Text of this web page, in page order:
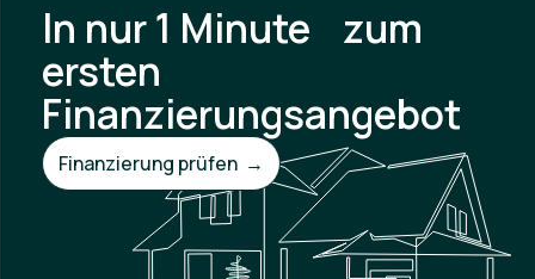
In nur 1 Minute zum
ersten
Finanzierungsangebot
Finanzierung prüfen →